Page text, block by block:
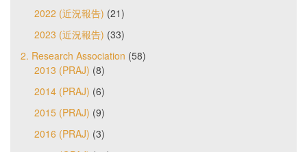
2022 (近況報告) (21)
2023 (近況報告) (33)
2. Research Association (58)
2013 (PRAJ) (8)
2014 (PRAJ) (6)
2015 (PRAJ) (9)
2016 (PRAJ) (3)